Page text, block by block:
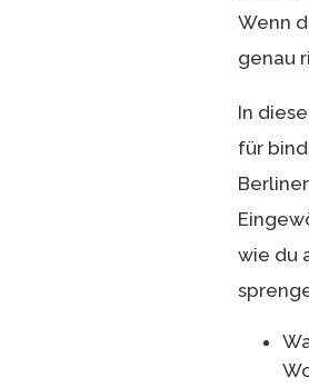
Wenn
genau
In
für
wie du